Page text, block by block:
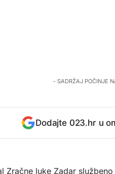
- SADRŽAJ POČINJE
Dodajte 023.hr u
Zračne luke Zadar